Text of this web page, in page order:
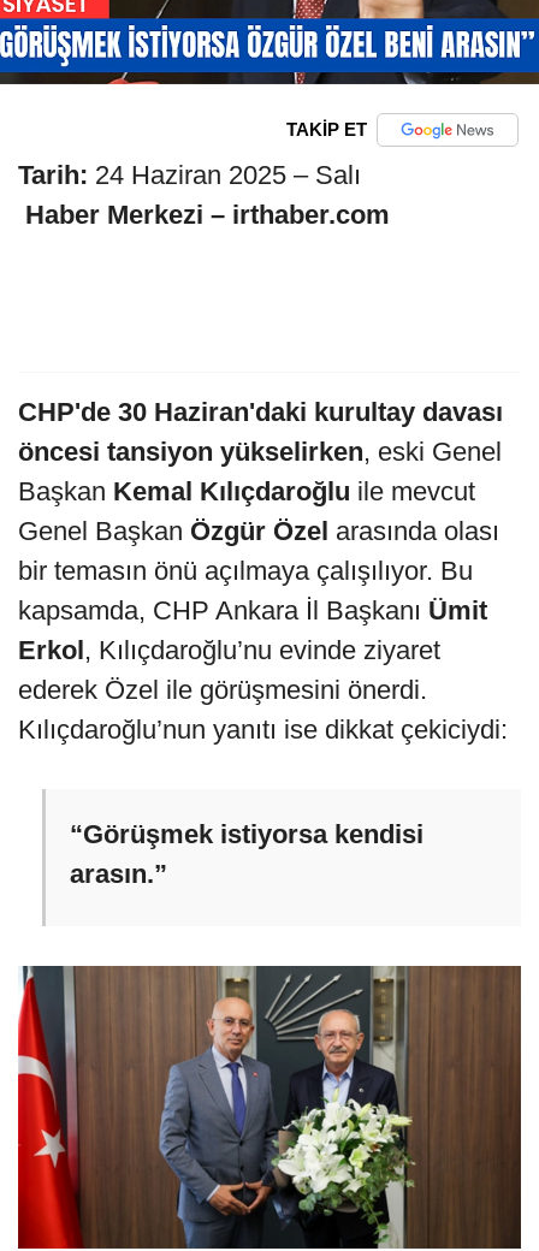
TAKİP ET
Tarih: 24 Haziran 2025 – Salı
Haber Merkezi – irthaber.com
CHP'de 30 Haziran'daki kurultay davası
öncesi tansiyon yükselirken, eski Genel
Başkan Kemal Kılıçdaroğlu ile mevcut
Genel Başkan Özgür Özel arasında olası
bir temasın önü açılmaya çalışılıyor. Bu
kapsamda, CHP Ankara İl Başkanı Ümit
Erkol, Kılıçdaroğlu’nu evinde ziyaret
ederek Özel ile görüşmesini önerdi.
Kılıçdaroğlu’nun yanıtı ise dikkat çekiciydi:
“Görüşmek istiyorsa kendisi
arasın.”